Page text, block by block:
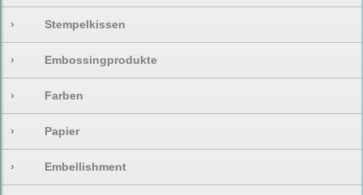
› Stempelkissen
› Embossingprodukte
› Farben
› Papier
› Embellishment